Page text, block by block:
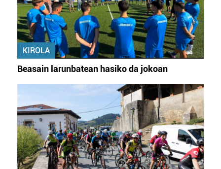
KIROLA
Beasain larunbatean hasiko da jokoan